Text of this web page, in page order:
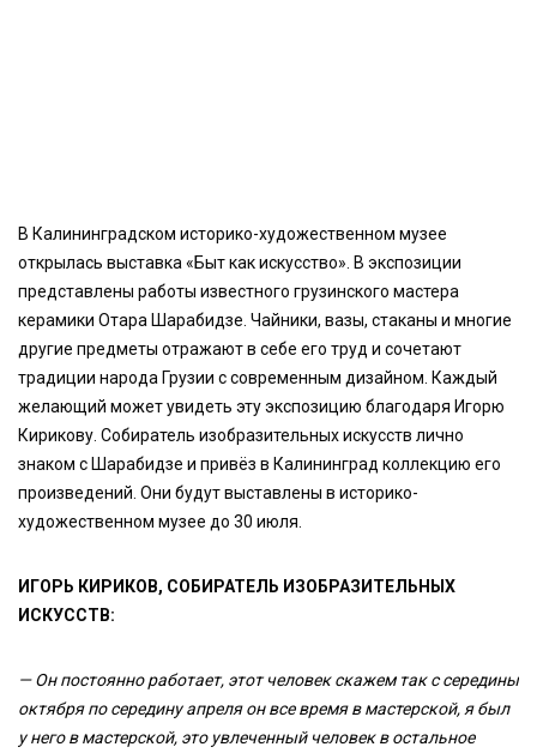
В Калининградском историко-художественном музее
открылась выставка «Быт как искусство». В экспозиции
представлены работы известного грузинского мастера
керамики Отара Шарабидзе. Чайники, вазы, стаканы и многие
другие предметы отражают в себе его труд и сочетают
традиции народа Грузии с современным дизайном. Каждый
желающий может увидеть эту экспозицию благодаря Игорю
Кирикову. Собиратель изобразительных искусств лично
знаком с Шарабидзе и привёз в Калининград коллекцию его
произведений. Они будут выставлены в историко-
художественном музее до 30 июля.
ИГОРЬ КИРИКОВ, СОБИРАТЕЛЬ ИЗОБРАЗИТЕЛЬНЫХ
ИСКУССТВ:
— Он постоянно работает, этот человек скажем так с середины
октября по середину апреля он все время в мастерской, я был
у него в мастерской, это увлеченный человек в остальное